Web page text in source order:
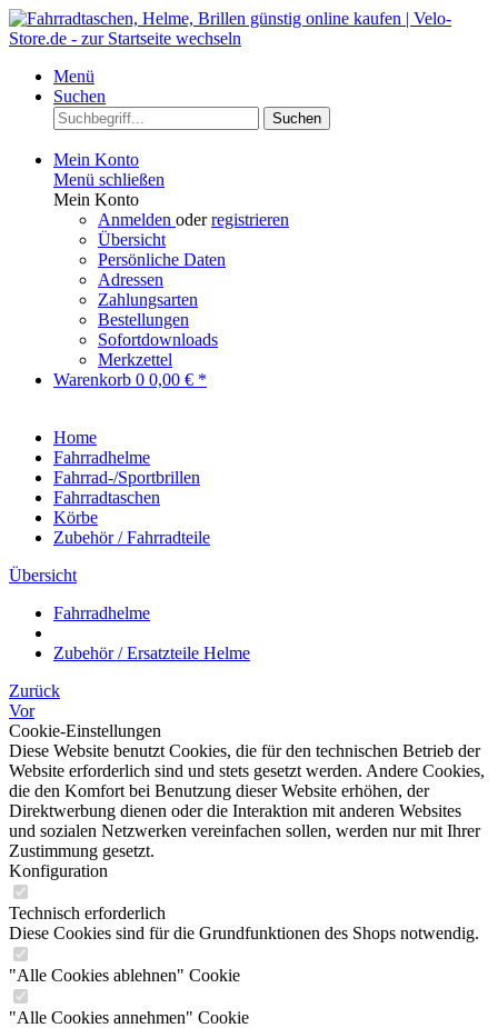
Menü
Suchen
Suchen
Mein Konto
Menü schließen
Mein Konto
Anmelden oderregistrieren
Übersicht
Persönliche Daten
Adressen
Zahlungsarten
Bestellungen
Sofortdownloads
Merkzettel
Warenkorb 0 0,00 € *
Home
Fahrradhelme
Fahrrad-/Sportbrillen
Fahrradtaschen
Körbe
Zubehör / Fahrradteile
Übersicht
Fahrradhelme
Zubehör / Ersatzteile Helme
Zurück
Vor
Cookie-Einstellungen
Diese Website benutzt Cookies, die für den technischen Betrieb der
Website erforderlich sind und stets gesetzt werden. Andere Cookies,
die den Komfort bei Benutzung dieser Website erhöhen, der
Direktwerbung dienen oder die Interaktion mit anderen Websites
und sozialen Netzwerken vereinfachen sollen, werden nur mit Ihrer
Zustimmung gesetzt.
Konfiguration
Technisch erforderlich
Diese Cookies sind für die Grundfunktionen des Shops notwendig.
"Alle Cookies ablehnen" Cookie
"Alle Cookies annehmen" Cookie